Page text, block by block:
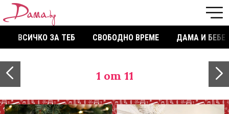
ВСИЧКО ЗА ТЕБ СВОБОДНО ВРЕМЕ ДАМА И БЕБЕ
1 от 11